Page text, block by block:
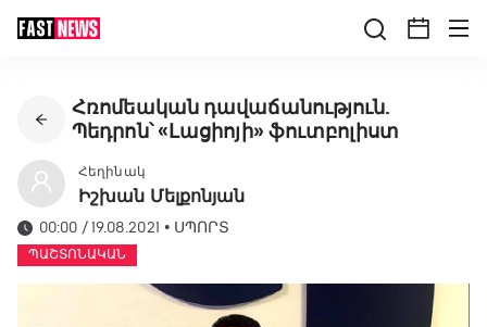
Հռոմեական դավաճանություն.
Պեդրոն՝ «Լացիոյի» ֆուտբոլիստ
Հեղինակ
Իշխան Մելքոնյան
00:00 / 19.08.2021 • ՍՊՈՐՏ
ՊԱՇՏՈՆԱԿԱՆ